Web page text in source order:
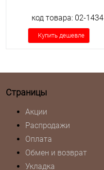
код товара: 02-1434
Купить дешевле
Страницы
Акции
Распродажи
Оплата
Обмен и возврат
Укладка